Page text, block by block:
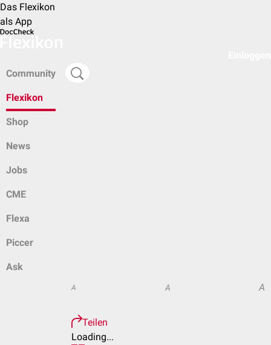
Das Flexikon
als App
Community
Flexikon
Shop
News
Jobs
CME
Flexa
Piccer
Ask
A A A
Teilen
Loading...